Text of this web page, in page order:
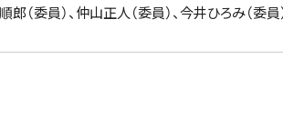
（委員）、仲山正人（委員）、今井ひろみ（委員